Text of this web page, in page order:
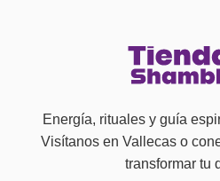
Energía, rituales y guía
Visítanos en Vallecas o
transformar tu